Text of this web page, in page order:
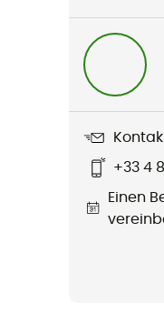
Passform
Fair Trade
pflanzlicher Basis /
+33 4
Einen